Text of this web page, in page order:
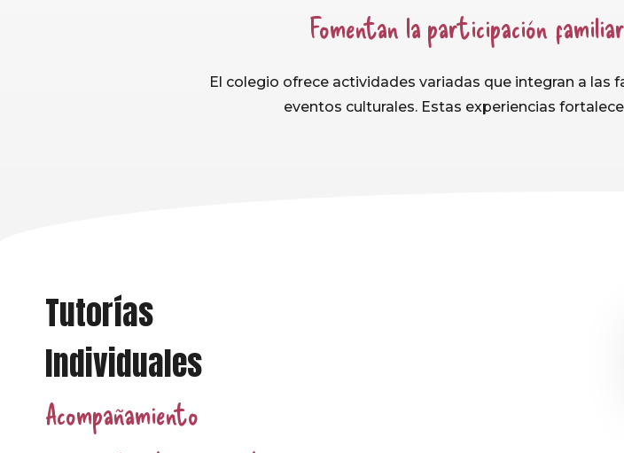
Fomentan la participación
El colegio ofrece actividades variadas que integran a
eventos culturales. Estas experiencias
Tutorías
Individuales
Acompañamiento